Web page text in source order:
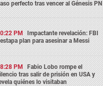
perfecto tras vencer al Génesis PN
PM Impactante revelación: FBI
plan para asesinar a Messi
PM Fabio Lobo rompe el
tras salir de prisión en USA y
quiénes lo visitaban